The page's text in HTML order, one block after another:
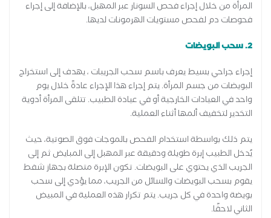
المرأة من خلال إجراء فحص السونار عبر المهبل، بالإضافة إلى إجراء
فحوصات دم لفحص مستويات الهرمونات لديها.
2. سحب البويضات
إجراء جراحي بسيط يعرف باسم سحب الجريبات ، يهدف إلى استخراج
البويضات من جسم المرأة. يتم إجراء هذا الإجراء عادةً خلال يوم
واحد في العيادات الخارجية أو في عيادة الطبيب. تتلقى المرأة أدوية
التخدير لتخفيف ألمها أثناء العملية.
يتم ذلك بواسطة استخدام الفحص بالموجات فوق الصوتية، حيث
يُدخل الطبيب إبرة طويلة ودقيقة عبر المهبل إلى المبايض ثم إلى
الجريب الذي يحتوي على البويضات. تكون الإبرة متصلة بجهاز شفط
يقوم بسحب البويضات والسائل من الجريب، مما يؤدي إلى سحب
بويضة واحدة في كل جريب. يتم تكرار هذه العملية في المبيض
الثاني لاحقًا.